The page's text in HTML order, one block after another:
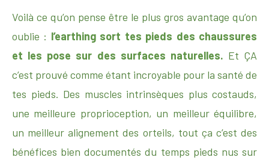
Voilà ce qu’on pense être le plus gros avantage qu’on
oublie : l’earthing sort tes pieds des chaussures
et les pose sur des surfaces naturelles. Et ÇA
c’est prouvé comme étant incroyable pour la santé de
tes pieds. Des muscles intrinsèques plus costauds,
une meilleure proprioception, un meilleur équilibre,
un meilleur alignement des orteils, tout ça c’est des
bénéfices bien documentés du temps pieds nus sur